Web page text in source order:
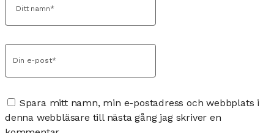
Spara mitt namn, min e-postadress och webbplats i
denna webbläsare till nästa gång jag skriver en